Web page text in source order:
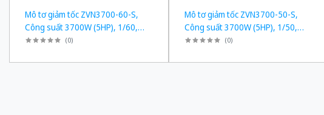
Mô tơ giảm tốc ZVN3700-60-S,
Công suất 3700W (5HP), 1/60,
Chân đế
(0)
Mô tơ giảm tốc ZVN3700-50-S,
Công suất 3700W (5HP), 1/50,
Chân đế
(0)